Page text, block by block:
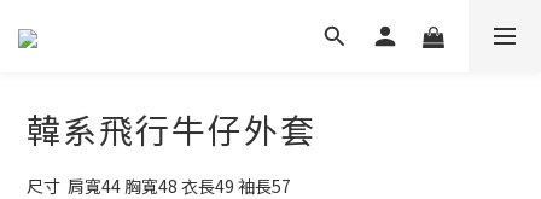
韓系飛行牛仔外套
尺寸  肩寬44 胸寬48 衣長49 袖長57